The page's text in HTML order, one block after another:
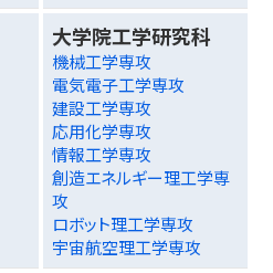
大学院工学研究科
機械工学専攻
電気電子工学専攻
建設工学専攻
応用化学専攻
情報工学専攻
創造エネルギー理工学専
攻
ロボット理工学専攻
宇宙航空理工学専攻